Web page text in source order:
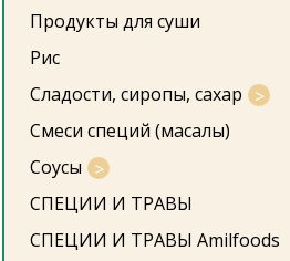
Продукты для суши
Рис
Сладости, сиропы, сахар
Смеси специй (масалы)
Соусы
СПЕЦИИ И ТРАВЫ
СПЕЦИИ И ТРАВЫ Amilfoods